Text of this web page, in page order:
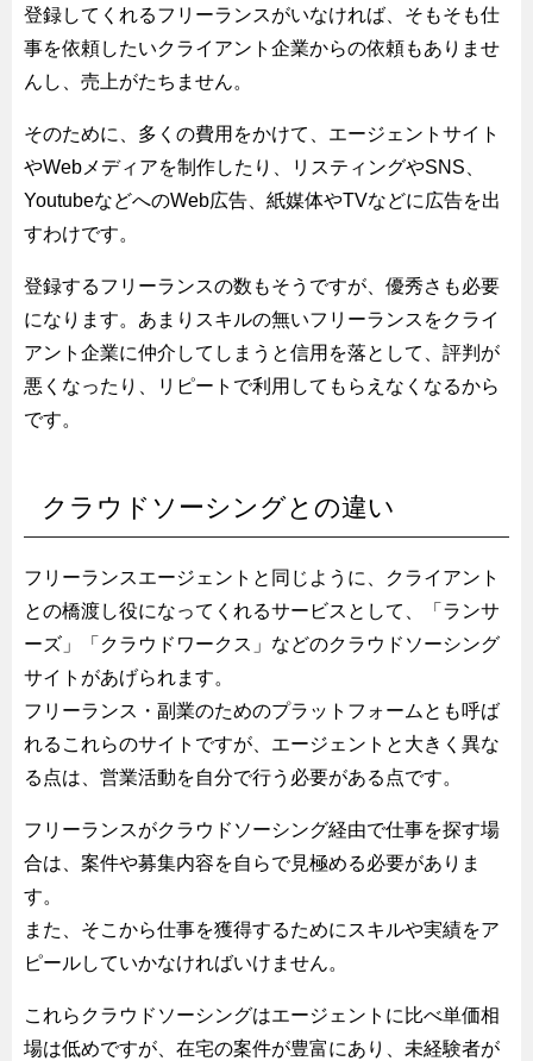
登録してくれるフリーランスがいなければ、そもそも仕
事を依頼したいクライアント企業からの依頼もありませ
んし、売上がたちません。
そのために、多くの費用をかけて、エージェントサイト
やWebメディアを制作したり、リスティングやSNS、
YoutubeなどへのWeb広告、紙媒体やTVなどに広告を出
すわけです。
登録するフリーランスの数もそうですが、優秀さも必要
になります。あまりスキルの無いフリーランスをクライ
アント企業に仲介してしまうと信用を落として、評判が
悪くなったり、リピートで利用してもらえなくなるから
です。
クラウドソーシングとの違い
フリーランスエージェントと同じように、クライアント
との橋渡し役になってくれるサービスとして、「ランサ
ーズ」「クラウドワークス」などのクラウドソーシング
サイトがあげられます。
フリーランス・副業のためのプラットフォームとも呼ば
れるこれらのサイトですが、エージェントと大きく異な
る点は、営業活動を自分で行う必要がある点です。
フリーランスがクラウドソーシング経由で仕事を探す場
合は、案件や募集内容を自らで見極める必要がありま
す。
また、そこから仕事を獲得するためにスキルや実績をア
ピールしていかなければいけません。
これらクラウドソーシングはエージェントに比べ単価相
場は低めですが、在宅の案件が豊富にあり、未経験者が